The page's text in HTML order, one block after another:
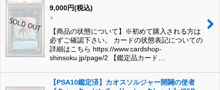
9,000円(税込)
×
【商品の状態について】※初めて購入される方は
必ずご確認下さい。 カードの状態表記についての
詳細はこちら https://www.cardshop-
shinsoku.jp/page/2 【鑑定品カード…
【PSA10鑑定済】カオスソルジャー開闢の使者